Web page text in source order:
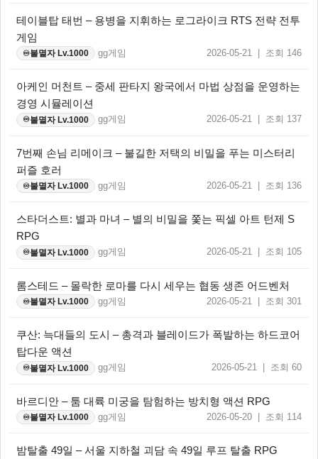
테이블탑 태번 – 용병을 지휘하는 로그라이크 RTS 전략 전투
게임
♾️불멸자 Lv.1000 gg게임 2026-05-21 | 조회 146
아케인 머천트 – 중세 판타지 왕국에서 마법 상점을 운영하는
경영 시뮬레이션
♾️불멸자 Lv.1000 gg게임 2026-05-21 | 조회 137
7번째 손님 리메이크 – 불길한 저택의 비밀을 푸는 미스터리
퍼즐 호러
♾️불멸자 Lv.1000 gg게임 2026-05-21 | 조회 136
스타더스트: 별과 마녀 – 별의 비밀을 쫓는 픽셀 아트 턴제 S
RPG
♾️불멸자 Lv.1000 gg게임 2026-05-21 | 조회 105
롬스테드 – 몰락한 로마를 다시 세우는 협동 생존 어드벤처
♾️불멸자 Lv.1000 gg게임 2026-05-21 | 조회 301
쿠산: 늑대들의 도시 – 총격과 블레이드가 폭발하는 하드코어
탑다운 액션
♾️불멸자 Lv.1000 gg게임 2026-05-21 | 조회 60
바르디안 – 툼 대륙 미궁을 탐험하는 방치형 액션 RPG
♾️불멸자 Lv.1000 gg게임 2026-05-20 | 조회 114
밤탈출 49일 – 서울 지하철 괴담 속 49일 루프 탈출 RPG